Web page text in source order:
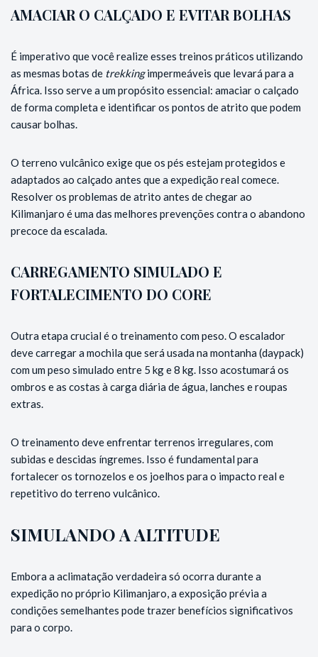
AMACIAR O CALÇADO E EVITAR BOLHAS
É imperativo que você realize esses treinos práticos utilizando
as mesmas botas de trekkingimpermeáveis que levará para a
África. Isso serve a um propósito essencial: amaciar o calçado
de forma completa e identificar os pontos de atrito que podem
causar bolhas.
O terreno vulcânico exige que os pés estejam protegidos e
adaptados ao calçado antes que a expedição real comece.
Resolver os problemas de atrito antes de chegar ao
Kilimanjaro é uma das melhores prevenções contra o abandono
precoce da escalada.
CARREGAMENTO SIMULADO E
FORTALECIMENTO DO CORE
Outra etapa crucial é o treinamento com peso. O escalador
deve carregar a mochila que será usada na montanha (daypack)
com um peso simulado entre 5 kg e 8 kg. Isso acostumará os
ombros e as costas à carga diária de água, lanches e roupas
extras.
O treinamento deve enfrentar terrenos irregulares, com
subidas e descidas íngremes. Isso é fundamental para
fortalecer os tornozelos e os joelhos para o impacto real e
repetitivo do terreno vulcânico.
SIMULANDO A ALTITUDE
Embora a aclimatação verdadeira só ocorra durante a
expedição no próprio Kilimanjaro, a exposição prévia a
condições semelhantes pode trazer benefícios significativos
para o corpo.